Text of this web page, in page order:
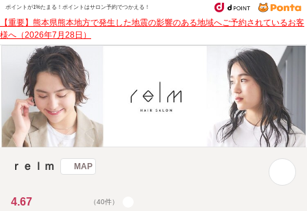
ポイントが1%たまる！ ポイントはサロン予約でつかえる！
【重要】熊本県熊本地方で発生した地震の影響のある地域へご予約されているお客
様へ（2026年7月28日）
ｒｅｌｍ MAP
4.67 （40件）